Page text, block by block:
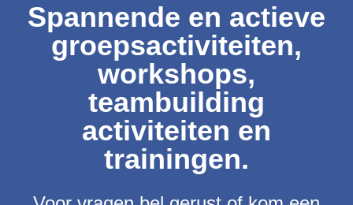
Spannende en actieve
groepsactiviteiten,
workshops,
teambuilding
activiteiten en
trainingen.